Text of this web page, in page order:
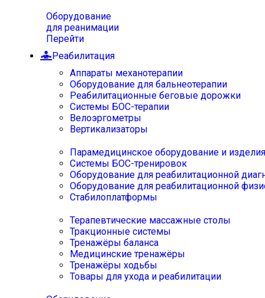
Оборудование
для реанимации
Перейти
Реабилитация
Аппараты механотерапии
Оборудование для бальнеотерапии
Реабилитационные беговые дорожки
Системы БОС-терапии
Велоэргометры
Вертикализаторы
Парамедицинское оборудование и изделия
Системы БОС-тренировок
Оборудование для реабилитационной
Оборудование для реабилитационной
Стабилоплатформы
Терапевтические массажные столы
Тракционные системы
Тренажёры баланса
Медицинские тренажёры
Тренажёры ходьбы
Товары для ухода и реабилитации